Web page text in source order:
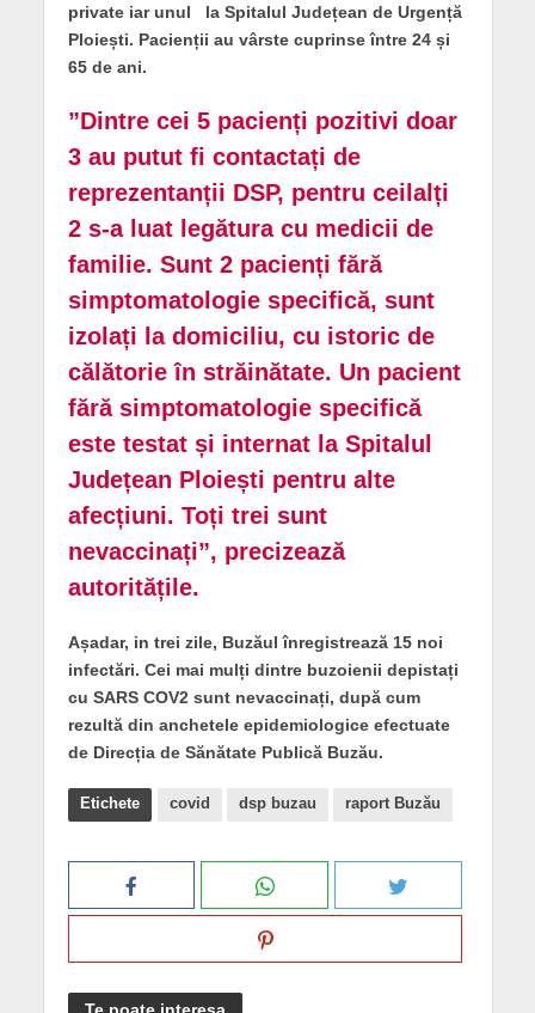
private iar unul la Spitalul Județean de Urgență
Ploiești. Pacienții au vârste cuprinse între 24 și
65 de ani.
”Dintre cei 5 pacienți pozitivi doar
3 au putut fi contactați de
reprezentanții DSP, pentru ceilalți
2 s-a luat legătura cu medicii de
familie. Sunt 2 pacienți fără
simptomatologie specifică, sunt
izolați la domiciliu, cu istoric de
călătorie în străinătate. Un pacient
fără simptomatologie specifică
este testat și internat la Spitalul
Județean Ploiești pentru alte
afecțiuni. Toți trei sunt
nevaccinați”, precizează
autoritățile.
Așadar, in trei zile, Buzăul înregistrează 15 noi
infectări. Cei mai mulți dintre buzoienii depistați
cu SARS COV2 sunt nevaccinați, după cum
rezultă din anchetele epidemiologice efectuate
de Direcția de Sănătate Publică Buzău.
Etichete covid dsp buzau raport Buzău
Te poate interesa